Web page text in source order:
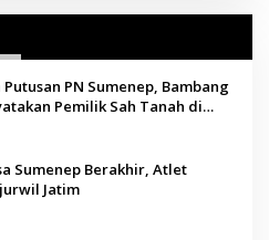
PN Sumenep, Bambang
Pemilik Sah Tanah di
Sumenep Berakhir, Atlet
Jatim